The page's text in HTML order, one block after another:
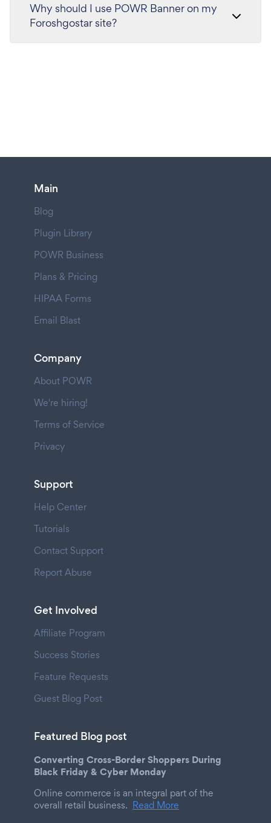
Why should I use POWR Banner on my
Foroshgostar site?
Main
Blog
Plugin Library
POWR Business
Plans & Pricing
HIPAA Forms
Email Blast
Company
About POWR
We're hiring!
Terms of Service
Privacy
Support
Help Center
Tutorials
Contact Support
Report Abuse
Get Involved
Affiliate Program
Success Stories
Feature Requests
Guest Blog Post
Featured Blog post
Converting Cross-Border Shoppers During
Black Friday & Cyber Monday
Online commerce is an integral part of the
overall retail business. Read More